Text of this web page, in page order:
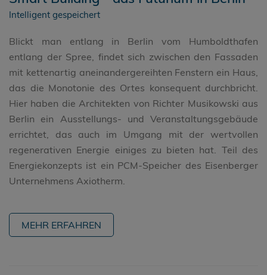
Intelligent gespeichert
Blickt man entlang in Berlin vom Humboldthafen
entlang der Spree, findet sich zwischen den Fassaden
mit kettenartig aneinandergereihten Fenstern ein Haus,
das die Monotonie des Ortes konsequent durchbricht.
Hier haben die Architekten von Richter Musikowski aus
Berlin ein Ausstellungs- und Veranstaltungsgebäude
errichtet, das auch im Umgang mit der wertvollen
regenerativen Energie einiges zu bieten hat. Teil des
Energiekonzepts ist ein PCM-Speicher des Eisenberger
Unternehmens Axiotherm.
MEHR ERFAHREN